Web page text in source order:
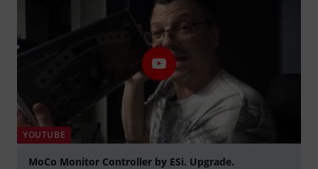
YOUTUBE
MoCo Monitor Controller by ESi. Upgrade.